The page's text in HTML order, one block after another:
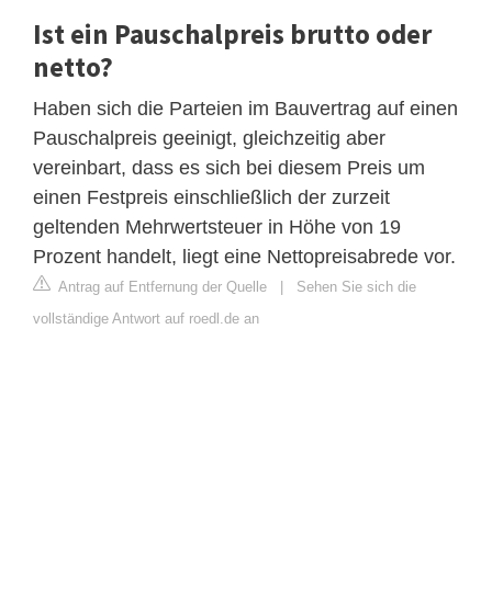
Ist ein Pauschalpreis brutto oder
netto?
Haben sich die Parteien im Bauvertrag auf einen
Pauschalpreis geeinigt, gleichzeitig aber
vereinbart, dass es sich bei diesem Preis um
einen Festpreis einschließlich der zurzeit
geltenden Mehrwertsteuer in Höhe von 19
Prozent handelt, liegt eine Nettopreisabrede vor.
Antrag auf Entfernung der Quelle | Sehen Sie sich die
vollständige Antwort auf roedl.de an